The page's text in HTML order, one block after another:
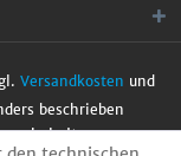
Versandkosten und
beschrieben
vorbehalten.